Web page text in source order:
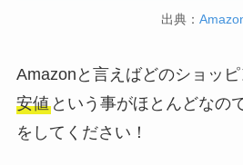
出典：
Amazonと言えばどのショッ
安値という事がほとんどなの
をしてください！